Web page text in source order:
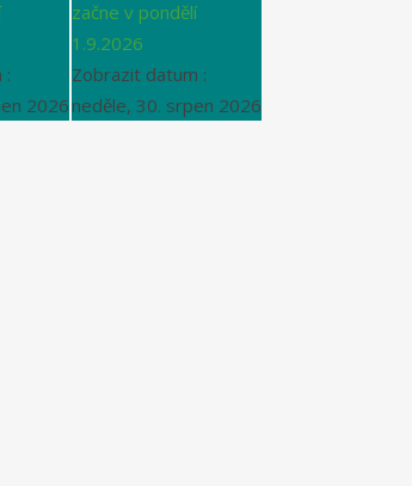
:
2026
začne v pondělí
1.9.2026
Zobrazit datum :
neděle, 30. srpen 2026